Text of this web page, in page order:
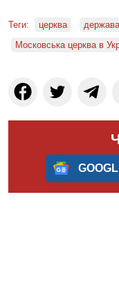
Теги: церква держава
Московська церква в